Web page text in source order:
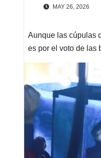
MAY 26, 2026
Aunque las cúpulas
es por el voto de las